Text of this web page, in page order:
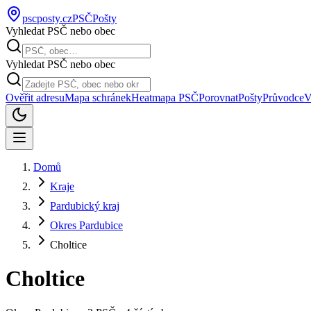
pscposty.czPSČPošty
Vyhledat PSČ nebo obec
Vyhledat PSČ nebo obec
Ověřit adresuMapa schránekHeatmapa PSČPorovnatPoštyPrůvodce
Domů
Kraje
Pardubický kraj
Okres Pardubice
Choltice
Choltice